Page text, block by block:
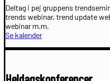
Deltag i pej gruppens
trends webinar, trend update
webinar m.m.
Se kalender